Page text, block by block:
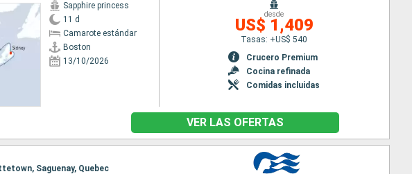
Sapphire princess
11 d
Camarote estándar
Boston
13/10/2026
desde
US$ 1,409
Tasas: +US$ 540
Crucero Premium
Cocina refinada
Comidas incluidas
VER LAS OFERTAS
Saguenay, Quebec